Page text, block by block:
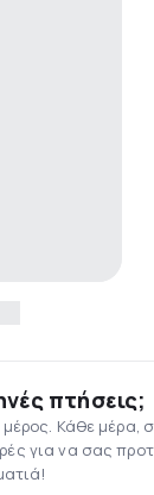
πτήσεις;
Κάθε μέρα,
για να σας